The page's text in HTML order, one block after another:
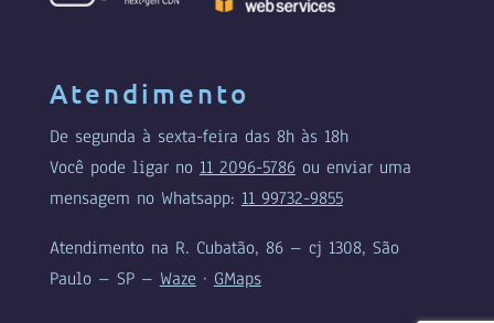
Atendimento
De segunda à sexta-feira das 8h às 18h
Você pode ligar no 11 2096-5786ou enviar uma
mensagem no Whatsapp: 11 99732-9855
Atendimento na R. Cubatão, 86 – cj 1308, São
Paulo – SP – Waze · GMaps